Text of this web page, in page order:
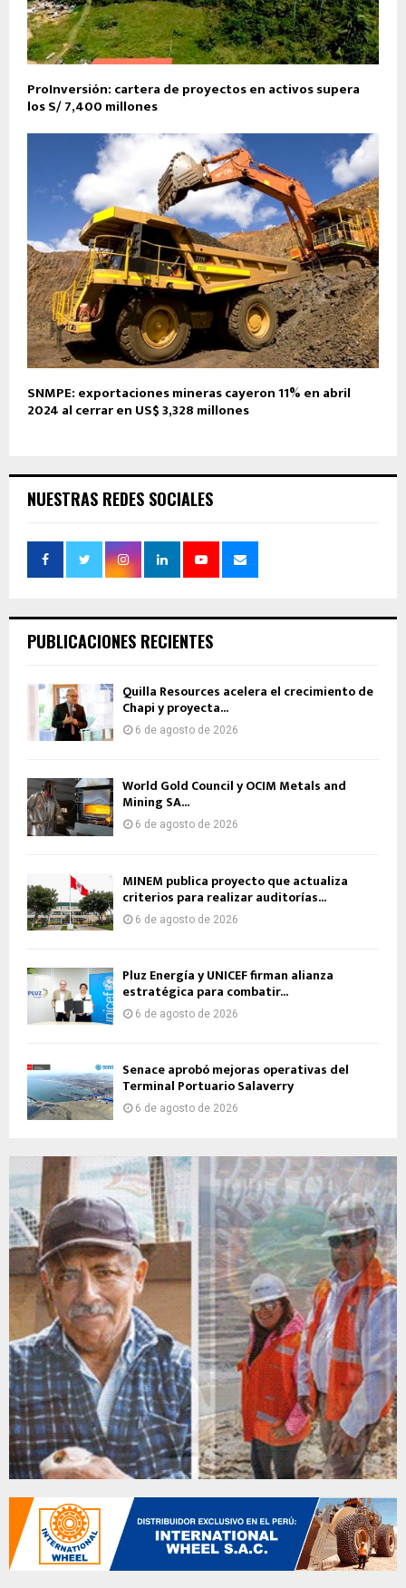
ProInversión: cartera de proyectos en activos supera
los S/ 7,400 millones
SNMPE: exportaciones mineras cayeron 11% en abril
2024 al cerrar en US$ 3,328 millones
NUESTRAS REDES SOCIALES
PUBLICACIONES RECIENTES
Quilla Resources acelera el crecimiento de
Chapi y proyecta...
6 de agosto de 2026
World Gold Council y OCIM Metals and
Mining SA...
6 de agosto de 2026
MINEM publica proyecto que actualiza
criterios para realizar auditorías...
6 de agosto de 2026
Pluz Energía y UNICEF firman alianza
estratégica para combatir...
6 de agosto de 2026
Senace aprobó mejoras operativas del
Terminal Portuario Salaverry
6 de agosto de 2026